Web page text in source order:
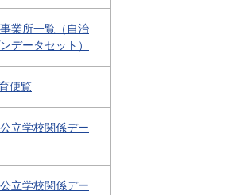
業所一覧（自治
データセット）
便覧
立学校関係デー
立学校関係デー